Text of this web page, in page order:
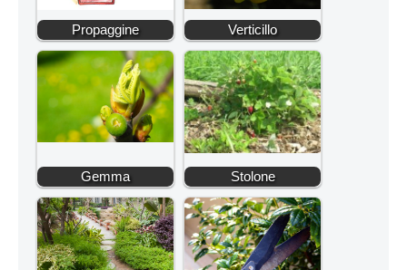
Propaggine Verticillo
Gemma Stolone